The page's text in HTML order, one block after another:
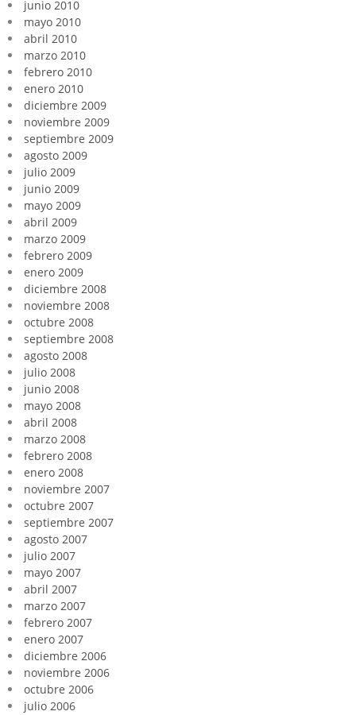
junio 2010
mayo 2010
abril 2010
marzo 2010
febrero 2010
enero 2010
diciembre 2009
noviembre 2009
septiembre 2009
agosto 2009
julio 2009
junio 2009
mayo 2009
abril 2009
marzo 2009
febrero 2009
enero 2009
diciembre 2008
noviembre 2008
octubre 2008
septiembre 2008
agosto 2008
julio 2008
junio 2008
mayo 2008
abril 2008
marzo 2008
febrero 2008
enero 2008
noviembre 2007
octubre 2007
septiembre 2007
agosto 2007
julio 2007
mayo 2007
abril 2007
marzo 2007
febrero 2007
enero 2007
diciembre 2006
noviembre 2006
octubre 2006
julio 2006